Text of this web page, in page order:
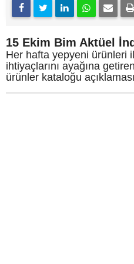
15 Ekim Bim Aktüel
Her hafta yepyeni ürünleri
ihtiyaçlarını ayağına
ürünler kataloğu